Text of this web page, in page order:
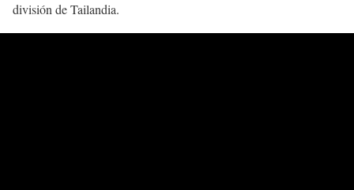
división de Tailandia.